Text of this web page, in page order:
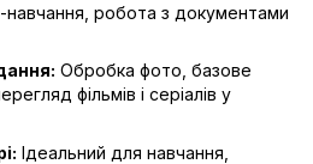
робота з документами
Обробка фото, базове
фільмів і серіалів у
Ідеальний для навчання,